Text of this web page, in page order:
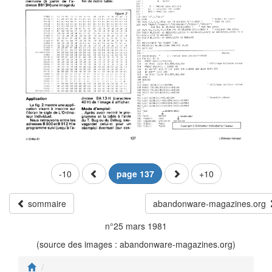
-10 page 137 +10
sommaire
abandonware-magazines.org
n°25 mars 1981
(source des images : abandonware-magazines.org)